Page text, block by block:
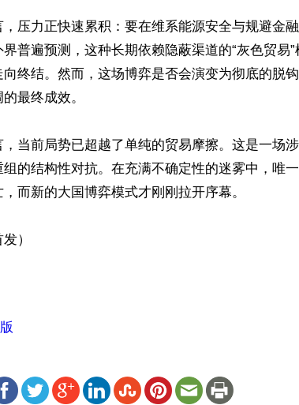
压力正快速累积：要在维系能源安全与规避金
普遍预测，这种长期依赖隐蔽渠道的“灰色贸易
终结。然而，这场博弈是否会演变为彻底的脱
最终成效。
，当前局势已超越了单纯的贸易摩擦。这是一场
的结构性对抗。在充满不确定性的迷雾中，唯
而新的大国博弈模式才刚刚拉开序幕。
）